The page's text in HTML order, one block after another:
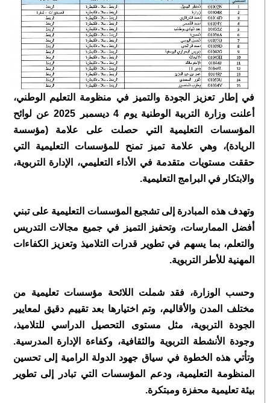
في إطار تعزيز الجودة والتميز في منظومة التعليم الوطني،
أعلنت وزارة التربية الوطنية يوم 4 ديسمبر 2025 عن لوائح
المؤسسات التعليمية التي حصلت على علامة (مؤسسة
الريادة)، وهي علامة تميز تمنح للمؤسسات التعليمية التي
حققت مستويات متقدمة في الأداء التعليمي، الإدارة التربوية،
والابتكار في البرامج التعليمية.
وتهدف هذه المبادرة إلى تشجيع المؤسسات التعليمية على تبني
أفضل الممارسات، وتحفيز التميز في جميع مجالات التدريس
والتعلم، بما يسهم في تطوير قدرات التلاميذ وتعزيز الكفاءات
المهنية للأطر التربوية.
وحسب الوزارة، فقد شملت اللائحة مؤسسات تعليمية من
مختلف المدن والأقاليم، وتم اختيارها بعد تقييم دقيق لمعايير
الجودة التربوية، مثل مستوى التحصيل الدراسي للتلاميذ،
وجودة الأنشطة التربوية والثقافية، وكفاءة الإدارة المدرسية.
وتأتي هذه الخطوة في سياق جهود الدولة الرامية إلى تحسين
المنظومة التعليمية، ودعم المؤسسات التي تبادر إلى تطوير
بيئة تعليمية محفزة ومبتكرة.